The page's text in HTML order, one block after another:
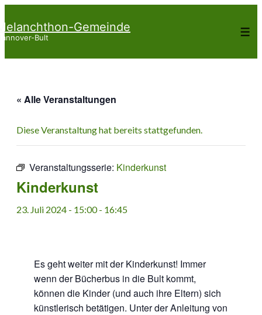
Zum
Gemeinde
Bult
« Alle Veranstaltungen
Diese Veranstaltung hat bereits stattgefunden.
Veranstaltungsserie: Kinderkunst
Kinderkunst
23. Juli 2024 - 15:00- 16:45
Es geht weiter mit der Kinderkunst! Immer
wenn der Bücherbus in die Bult kommt,
können die Kinder (und auch ihre Eltern) sich
künstlerisch betätigen. Unter der Anleitung von